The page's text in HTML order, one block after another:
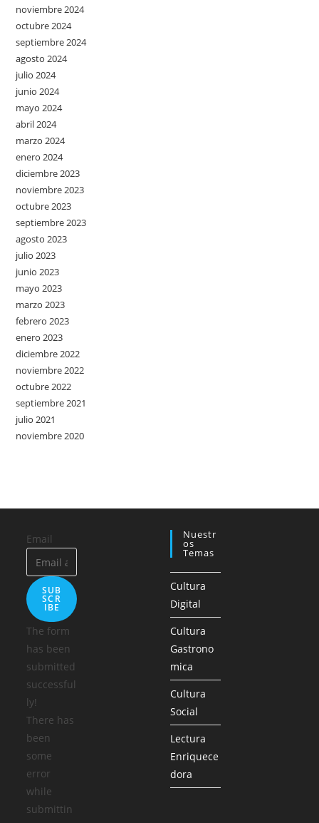
noviembre 2024
octubre 2024
septiembre 2024
agosto 2024
julio 2024
junio 2024
mayo 2024
abril 2024
marzo 2024
enero 2024
diciembre 2023
noviembre 2023
octubre 2023
septiembre 2023
agosto 2023
julio 2023
junio 2023
mayo 2023
marzo 2023
febrero 2023
enero 2023
diciembre 2022
noviembre 2022
octubre 2022
septiembre 2021
julio 2021
noviembre 2020
Email
SUB
SCR
IBE
The form
has been
submitted
successful
ly!
There has
been
some
error
while
submittin
Nuestr
Os
Temas
Cultura
Digital
Cultura
Gastrono
mica
Cultura
Social
Lectura
Enriquece
dora